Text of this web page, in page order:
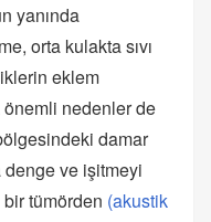
yanında
orta kulakta sıvı
eklem
nedenler de
damar
ve işitmeyi
tümörden (akustik